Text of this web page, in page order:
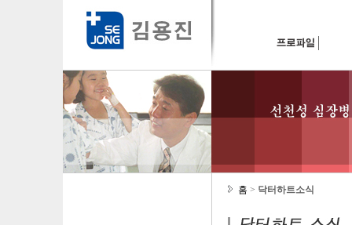
홈 > 닥터하트소식